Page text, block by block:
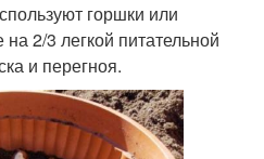
горшки или
2/3 легкой питательной
и перегноя.